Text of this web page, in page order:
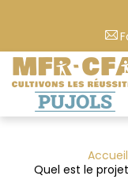
Accueil
Quel est le